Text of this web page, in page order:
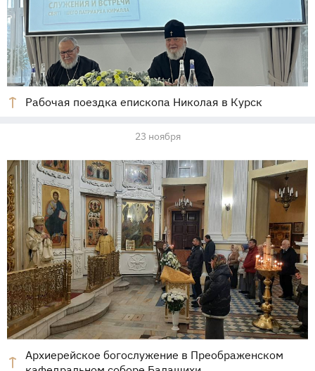
Рабочая поездка епископа Николая в Курск
23 ноября
Архиерейское богослужение в Преображенском